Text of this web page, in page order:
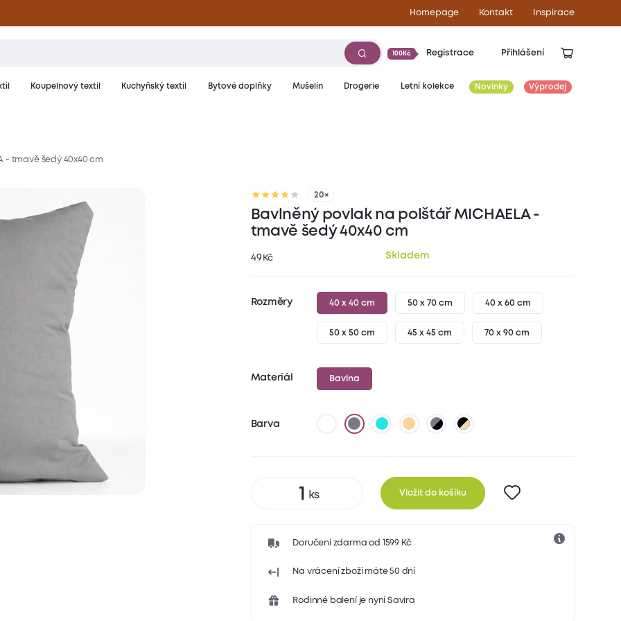
Homepage Kontakt Inspirace
100Kč Registrace Přihlášení
Koupelnový textil Kuchyňský textil Bytové doplňky Mušelín Drogerie Letní kolekce Novinky Výprodej
a péče Hodnocení
- tmavě šedý 40x40 cm
20×
Bavlněný povlak na polštář MICHAELA -
tmavě šedý 40x40 cm
49 Kč Skladem
Rozměry 40 x 40 cm 50 x 70 cm 40 x 60 cm
50 x 50 cm 45 x 45 cm 70 x 90 cm
Materiál Bavlna
Barva
Vložit do košíku
Doručení zdarma od 1599 Kč
Na vrácení zboží máte 50 dní
Rodinné balení je nyní Savira